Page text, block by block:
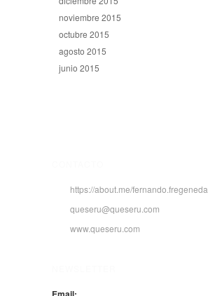
noviembre 2015
octubre 2015
agosto 2015
junio 2015
https://about.me/fernando.fregeneda
queseru@queseru.com
www.queseru.com